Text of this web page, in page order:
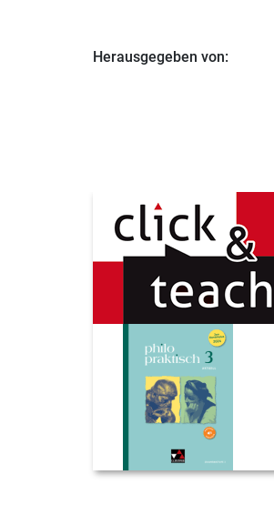
Herausgegeben von: